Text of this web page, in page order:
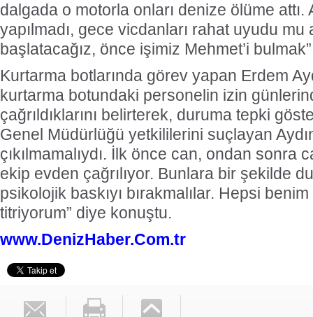
dalgada o motorla onları denize ölüme attı.
yapılmadı, gece vicdanları rahat uyudu
başlatacağız, önce işimiz Mehmet’i
Kurtarma botlarında görev yapan Erdem
kurtarma botundaki personelin izin
çağrıldıklarını belirterek, duruma tepki
Genel Müdürlüğü yetkililerini suçlayan
çıkılmamalıydı. İlk önce can, ondan sonra
ekip evden çağrılıyor. Bunlara bir şekilde
psikolojik baskıyı bırakmalılar. Hepsi
titriyorum” diye konuştu.
www.DenizHaber.Com.tr